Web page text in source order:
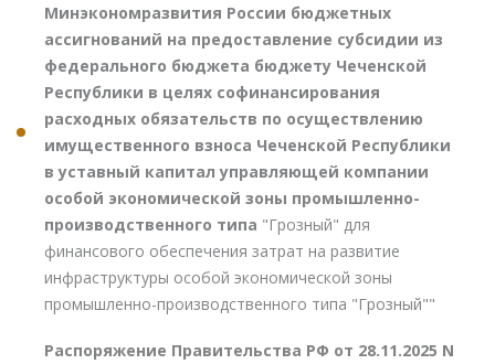
Минэкономразвития России бюджетных
ассигнований на предоставление субсидии из
федерального бюджета бюджету Чеченской
Республики в целях софинансирования
расходных обязательств по осуществлению
имущественного взноса Чеченской Республики
в уставный капитал управляющей компании
особой экономической зоны промышленно-
производственного типа "Грозный" для
финансового обеспечения затрат на развитие
инфраструктуры особой экономической зоны
промышленно-производственного типа "Грозный""
Распоряжение Правительства РФ от 28.11.2025 N